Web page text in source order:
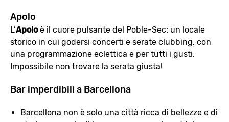
Apolo
L’Apoloè il cuore pulsante del Poble-Sec: un locale
storico in cui godersi concerti e serate clubbing, con
una programmazione eclettica e per tutti i gusti.
Impossibile non trovare la serata giusta!
Bar imperdibili a Barcellona
Barcellona non è solo una città ricca di bellezze e di